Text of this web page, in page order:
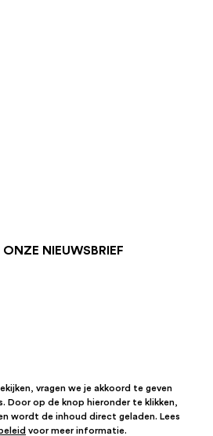
NIEUWSBRIEF
vragen we je akkoord te geven
Door op de knop hieronder te klikken,
wordt de inhoud direct geladen. Lees
voor meer informatie.